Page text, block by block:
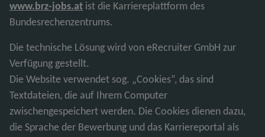
www.brz-jobs.at ist die Karriereplattform des
Bundesrechenzentrums.
Die technische Lösung wird von eRecruiter GmbH zur
Verfügung gestellt.
Die Website verwendet sog. „Cookies“, das sind
Textdateien, die auf Ihrem Computer
zwischengespeichert werden. Die Cookies dienen dazu,
die Sprache der Bewerbung und das Karriereportal als